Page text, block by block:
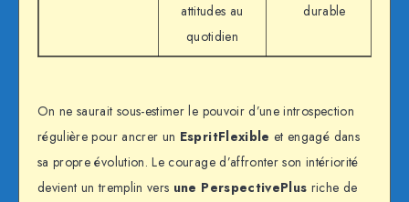
attitudes au
quotidien
durable
On ne saurait sous-estimer le pouvoir d’une introspection
régulière pour ancrer un EspritFlexible et engagé dans
sa propre évolution. Le courage d’affronter son intériorité
devient un tremplin vers une PerspectivePlus riche de